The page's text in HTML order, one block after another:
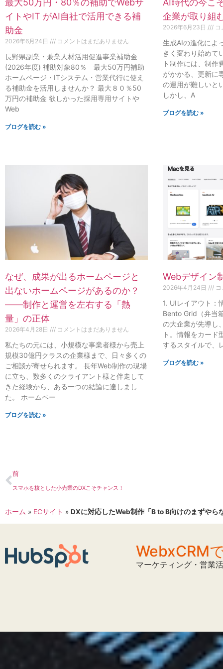
最大50万円・80％の補助でWebサ
イトやIT がAI自社で活用できる補
助金
2026年6月24日 コメントはまだありません
長野県副業・兼業人材活用促進事業補助金
(2026年度) 補助対象80％ 最大50万円補助
ホームページ・ITシステム・営業代行に使え
る補助金を活用しませんか？ 最大８０％50
万円の補助金 欲しかった採用専用サイトや
Web
ブログを読む »
AI時代の今こ
企業が取り組
2026年6月23日 コ
生成AIの進化によ
きく変わり始めて
ト制作には、制作
がかかる、更新に
の運用が難しいと
しかし、A
ブログを読む »
なぜ、成果が出るホームページと
出ないホームページがあるのか？
——制作と運営を左右する「熱
量」の正体
2026年4月28日 コメントはまだありません
私たちの元には、小規模な事業者様から売上
規模30億円クラスの企業様まで、日々多くの
ご相談が寄せられます。 長年Web制作の現場
に立ち、数多くのクライアント様と伴走して
きた経験から、ある一つの結論に達しまし
た。 ホームペー
ブログを読む »
Webデザイン
2026年4月24日 コ
1. UIレイアウト：
Bento Grid（弁当
の大企業が先導し
ト。情報をカード
するスタイルで、
ブログを読む »
前
スマホを核とした小売業のDXこそチャンス！
ホーム » ECサイト » DXに対応したWeb制作「B to B向けのまずやら
WebxCRM
マーケティング・営業